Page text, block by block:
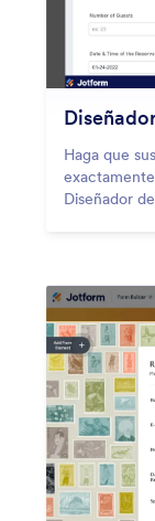
Haga que
Diseñador